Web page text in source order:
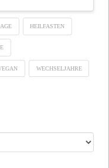
HEILFASTEN
WECHSELJAHRE